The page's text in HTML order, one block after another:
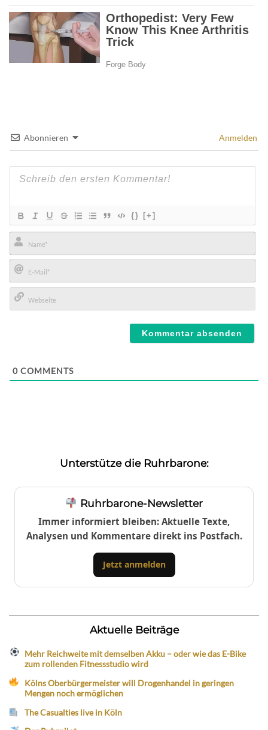
Abonnieren Anmelden
{} [+]
Name*
E-
Mail*
0 COMMENTS
Unterstütze die Ruhrbarone:
Ruhrbarone-Newsletter
Immer informiert bleiben: Aktuelle Texte,
Analysen und Kommentare direkt ins Postfach.
Jetzt anmelden
Aktuelle Beiträge
Mehr Reichweite mit demselben Akku – oder wie das E-Bike
zum rollenden Fitnessstudio wird
Kölns Oberbürgermeister will Drogenhandel in geringen
Mengen noch ermöglichen
The Casualties live in Köln